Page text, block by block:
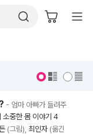
- 엄마 아빠가 들려주
소중한 몸 이야기 4
(그림), 최인자 (옮긴